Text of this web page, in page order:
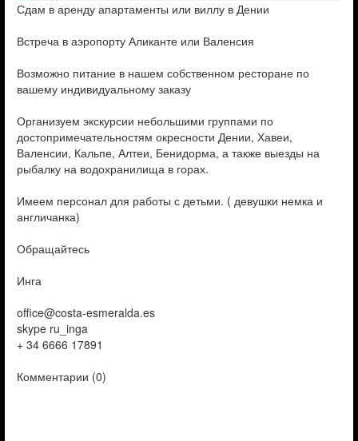
Сдам в аренду апартаменты или виллу в Дении
Встреча в аэропорту Аликанте или Валенсия
Возможно питание в нашем собственном ресторане по
вашему индивидуальному заказу
Организуем экскурсии небольшими группами по
достопримечательностям окресности Дении, Хавеи,
Валенсии, Кальпе, Алтеи, Бенидорма, а также выезды на
рыбалку на водохранилища в горах.
Имеем персонал для работы с детьми. ( девушки немка и
англичанка)
Обращайтесь
Инга
office@costa-esmeralda.es
skype ru_inga
+ 34 6666 17891
Комментарии (0)